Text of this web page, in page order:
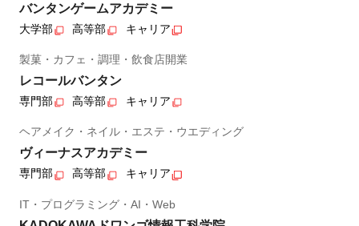
バンタンゲームアカデミー
大学部 高等部 キャリア
製菓・カフェ・調理・飲食店開業
レコールバンタン
専門部 高等部 キャリア
ヘアメイク・ネイル・エステ・ウエディング
ヴィーナスアカデミー
専門部 高等部 キャリア
IT・プログラミング・AI・Web